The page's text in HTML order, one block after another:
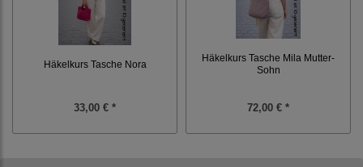
Häkelkurs Tasche Nora
33,00 € *
Häkelkurs Tasche Mila Mutter-
Sohn
72,00 € *